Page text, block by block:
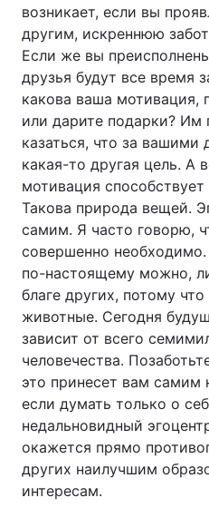
возникает, если вы
другим, искреннюю
Если же вы
друзья будут все время
какова ваша мотивация,
или дарите подарки? Им
казаться, что за вашими
какая-то другая цель. А
мотивация
Такова природа вещей.
самим. Я часто говорю,
совершенно
по-настоящему можно,
благе других, потому
животные. Сегодня
зависит от всего
человечества.
это принесет вам самим
если думать только о
недальновидный
окажется прямо
других наилучшим
интересам.